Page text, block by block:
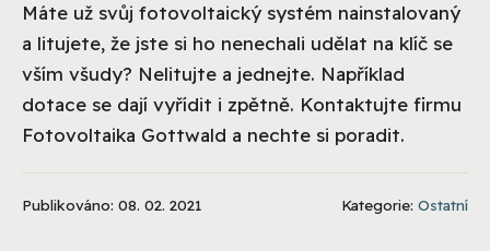
Máte už svůj fotovoltaický systém nainstalovaný
a litujete, že jste si ho nenechali udělat na klíč se
vším všudy? Nelitujte a jednejte. Například
dotace se dají vyřídit i zpětně. Kontaktujte firmu
Fotovoltaika Gottwald a nechte si poradit.
Publikováno: 08. 02. 2021 Kategorie: Ostatní